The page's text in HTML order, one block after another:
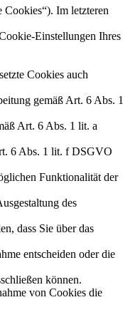
Cookies“). Im letzteren
Einstellungen Ihres
Cookies auch
gemäß Art. 6 Abs. 1
Art. 6 Abs. 1 lit. a
6 Abs. 1 lit. f DSGVO
Funktionalität der
des
dass Sie über das
entscheiden oder die
können.
von Cookies die